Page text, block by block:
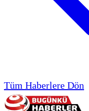
Tüm Haberlere Dön